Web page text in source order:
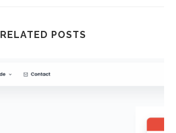
RELATED POSTS